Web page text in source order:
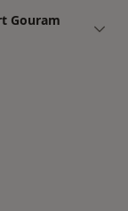
Gouram